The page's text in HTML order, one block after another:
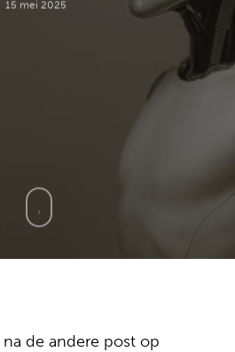
15 mei 2025
de andere post op